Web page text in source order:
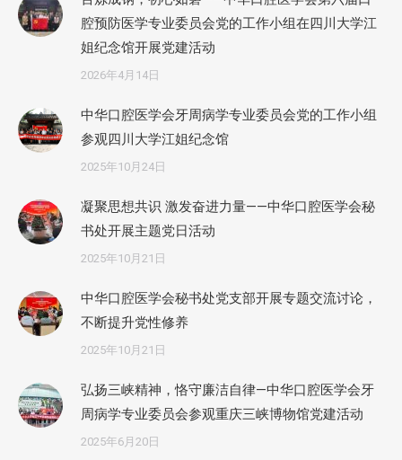
腔预防医学专业委员会党的工作小组在四川大学江
姐纪念馆开展党建活动
2026年4月14日
中华口腔医学会牙周病学专业委员会党的工作小组
参观四川大学江姐纪念馆
2025年10月24日
凝聚思想共识 激发奋进力量——中华口腔医学会秘
书处开展主题党日活动
2025年10月21日
中华口腔医学会秘书处党支部开展专题交流讨论，
不断提升党性修养
2025年10月21日
弘扬三峡精神，恪守廉洁自律—中华口腔医学会牙
周病学专业委员会参观重庆三峡博物馆党建活动
2025年6月20日